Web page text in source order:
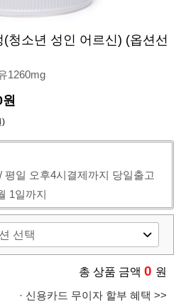
청소년 성인 어르신) (옵션선
1260mg
)
평일 오후4시결제까지 당일출고
1일까지
총 상품 금액 0 원
· 신용카드 무이자 할부 혜택 >>